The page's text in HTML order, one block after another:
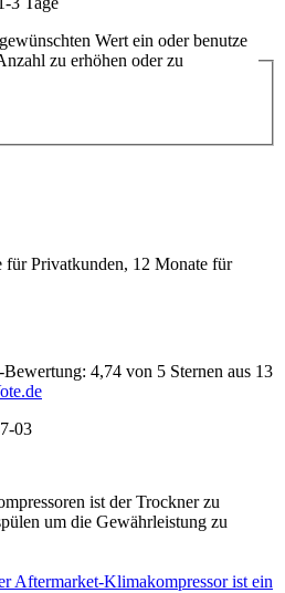
Wert ein oder benutze
zu erhöhen oder zu
für Privatkunden, 12 Monate für
Bewertung: 4,74 von 5 Sternen aus 13
03
ist der Trockner zu
um die Gewährleistung zu
Aftermarket-Klimakompressor ist ein